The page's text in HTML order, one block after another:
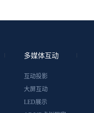
多媒体互动
互动投影
大屏互动
LED展示